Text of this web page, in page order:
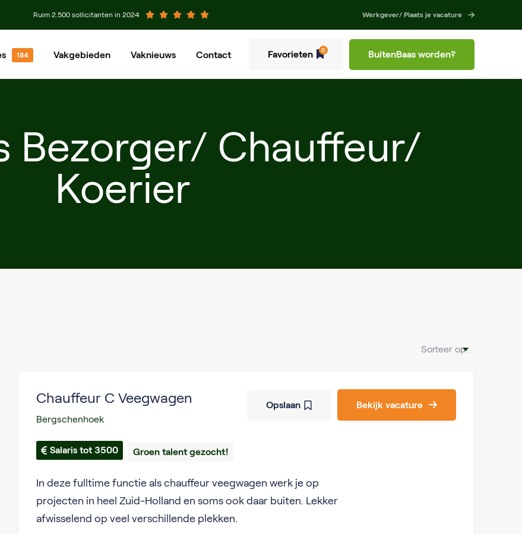
Ruim 2.500 sollicitanten in 2024 Werkgever/ Plaats je vacature
Vakgebieden
Voorman Planner
Vaknieuws Contact Favorieten 0 BuitenBaas worden?
Bezorger/ Chauffeur/
Koerier
Sorteer op:
Chauffeur C Veegwagen
Bergschenhoek
Salaris tot 3500 Groen talent gezocht!
In deze fulltime functie als chauffeur veegwagen werk je op
projecten in heel Zuid-Holland en soms ook daar buiten. Lekker
afwisselend op veel verschillende plekken.
Opslaan Bekijk vacature